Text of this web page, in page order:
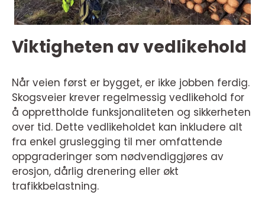
Viktigheten av vedlikehold
Når veien først er bygget, er ikke jobben ferdig.
Skogsveier krever regelmessig vedlikehold for
å opprettholde funksjonaliteten og sikkerheten
over tid. Dette vedlikeholdet kan inkludere alt
fra enkel gruslegging til mer omfattende
oppgraderinger som nødvendiggjøres av
erosjon, dårlig drenering eller økt
trafikkbelastning.